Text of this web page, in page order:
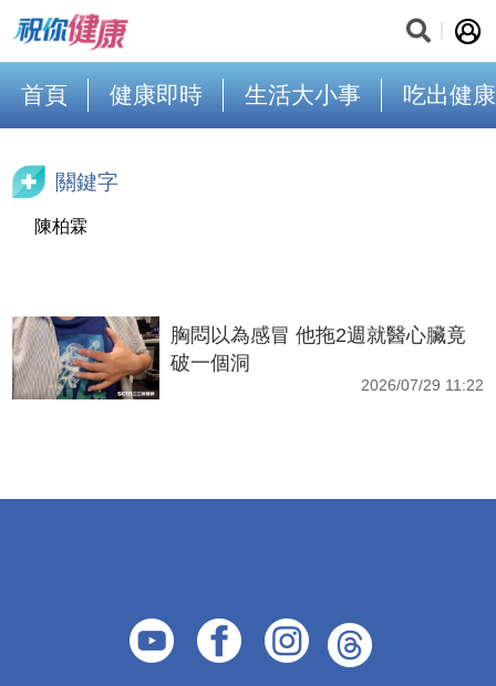
首頁 健康即時 生活大小事 吃出健康
關鍵字
陳柏霖
胸悶以為感冒 他拖2週就醫心臟竟
破一個洞
2026/07/29 11:22